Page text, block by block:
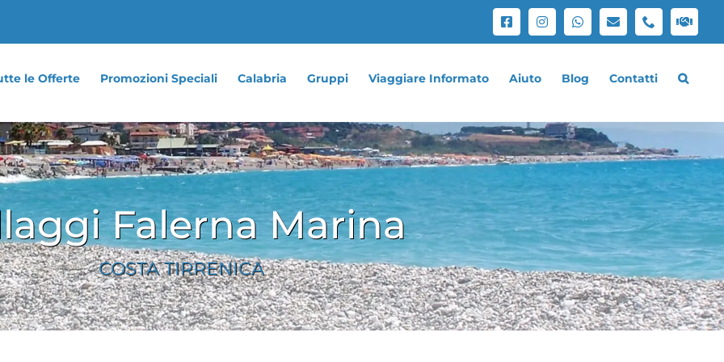
FacebookInstagram
WhatsApp
EmailPhone
con
le Offerte Promozioni Speciali Calabria Gruppi Viaggiare Informato Aiuto Blog Contatti
Falerna Marina
COSTA TIRRENICA